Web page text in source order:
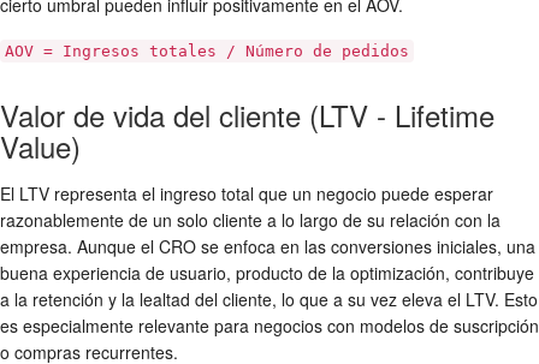
cierto umbral pueden influir positivamente en el AOV.
AOV = Ingresos totales / Número de pedidos
Valor de vida del cliente (LTV - Lifetime
Value)
El LTV representa el ingreso total que un negocio puede esperar
razonablemente de un solo cliente a lo largo de su relación con la
empresa. Aunque el CRO se enfoca en las conversiones iniciales, una
buena experiencia de usuario, producto de la optimización, contribuye
a la retención y la lealtad del cliente, lo que a su vez eleva el LTV. Esto
es especialmente relevante para negocios con modelos de suscripción
o compras recurrentes.